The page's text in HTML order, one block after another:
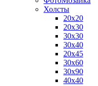
Холсты
20х20
20х30
30х30
30х40
20х45
30х60
30х90
40х40